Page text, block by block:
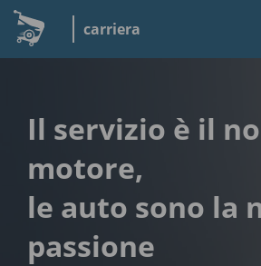
carriera
Il servizio è il
motore,
le auto sono la
passione